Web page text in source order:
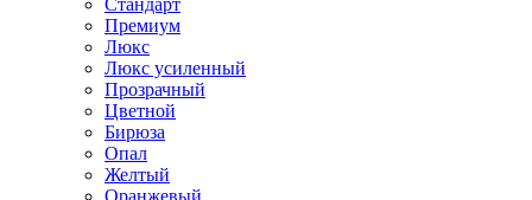
Стандарт
Премиум
Люкс
Люкс усиленный
Прозрачный
Цветной
Бирюза
Опал
Желтый
Оранжевый